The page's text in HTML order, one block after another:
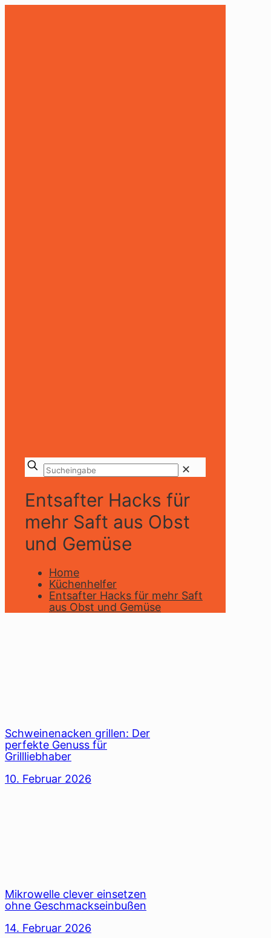
✕
Entsafter Hacks für
mehr Saft aus Obst
und Gemüse
Home
Küchenhelfer
Entsafter Hacks für mehr Saft
aus Obst und Gemüse
Schweinenacken grillen: Der
perfekte Genuss für
Grillliebhaber
10. Februar 2026
Mikrowelle clever einsetzen
ohne Geschmackseinbußen
14. Februar 2026